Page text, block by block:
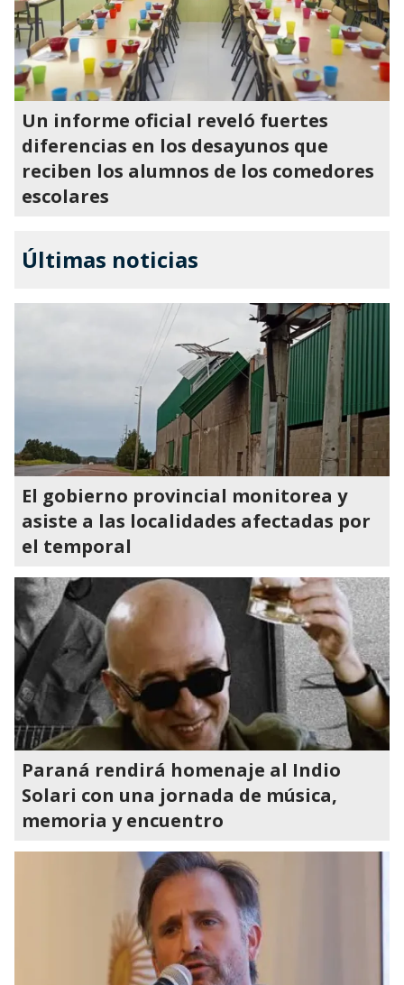
Un informe oficial reveló fuertes
diferencias en los desayunos que
reciben los alumnos de los comedores
escolares
Últimas noticias
El gobierno provincial monitorea y
asiste a las localidades afectadas por
el temporal
Paraná rendirá homenaje al Indio
Solari con una jornada de música,
memoria y encuentro